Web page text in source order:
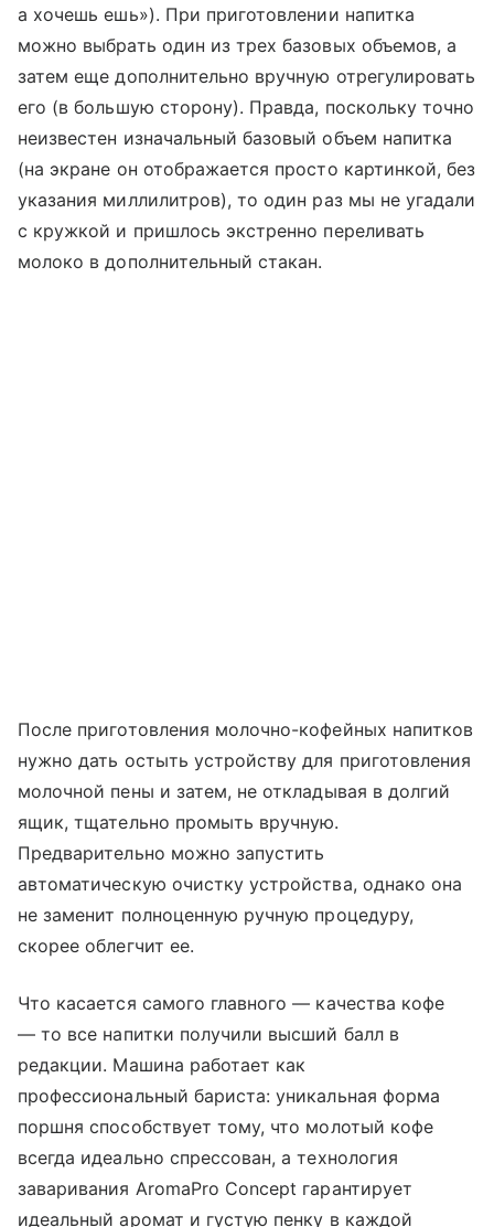
а хочешь ешь»). При приготовлении напитка
можно выбрать один из трех базовых объемов, а
затем еще дополнительно вручную отрегулировать
его (в большую сторону). Правда, поскольку точно
неизвестен изначальный базовый объем напитка
(на экране он отображается просто картинкой, без
указания миллилитров), то один раз мы не угадали
с кружкой и пришлось экстренно переливать
молоко в дополнительный стакан.
После приготовления молочно-кофейных напитков
нужно дать остыть устройству для приготовления
молочной пены и затем, не откладывая в долгий
ящик, тщательно промыть вручную.
Предварительно можно запустить
автоматическую очистку устройства, однако она
не заменит полноценную ручную процедуру,
скорее облегчит ее.
Что касается самого главного — качества кофе
— то все напитки получили высший балл в
редакции. Машина работает как
профессиональный бариста: уникальная форма
поршня способствует тому, что молотый кофе
всегда идеально спрессован, а технология
заваривания AromaPro Concept гарантирует
идеальный аромат и густую пенку в каждой